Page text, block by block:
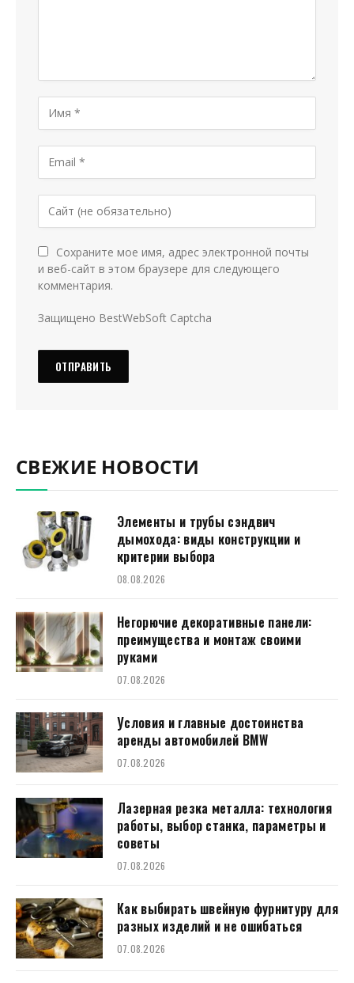
Сохраните мое имя, адрес электронной почты
и веб-сайт в этом браузере для следующего
комментария.
Защищено BestWebSoft Captcha
СВЕЖИЕ НОВОСТИ
Элементы и трубы сэндвич
дымохода: виды конструкции и
критерии выбора
08.08.2026
Негорючие декоративные панели:
преимущества и монтаж своими
руками
07.08.2026
Условия и главные достоинства
аренды автомобилей BMW
07.08.2026
Лазерная резка металла: технология
работы, выбор станка, параметры и
советы
07.08.2026
Как выбирать швейную фурнитуру для
разных изделий и не ошибаться
07.08.2026